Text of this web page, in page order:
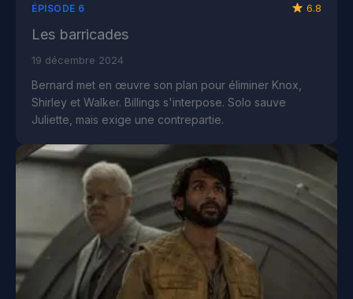
ÉPISODE 6 6.8
Les barricades
19 décembre 2024
Bernard met en œuvre son plan pour éliminer Knox,
Shirley et Walker. Billings s'interpose. Solo sauve
Juliette, mais exige une contrepartie.